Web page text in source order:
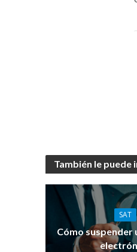
También le puede
SAT
Cómo suspender